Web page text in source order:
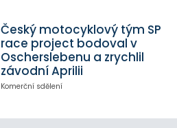
Český motocyklový tým SP
race project bodoval v
Oscherslebenu a zrychlil
závodní Aprilii
Komerční sdělení